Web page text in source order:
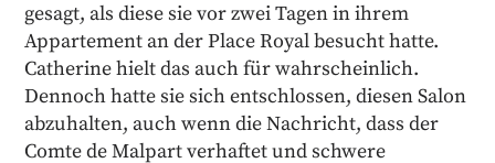
gesagt, als diese sie vor zwei Tagen in ihrem
Appartement an der Place Royal besucht hatte.
Catherine hielt das auch für wahrscheinlich.
Dennoch hatte sie sich entschlossen, diesen Salon
abzuhalten, auch wenn die Nachricht, dass der
Comte de Malpart verhaftet und schwere